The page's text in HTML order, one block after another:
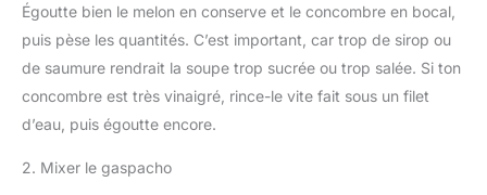
Égoutte bien le melon en conserve et le concombre en bocal,
puis pèse les quantités. C’est important, car trop de sirop ou
de saumure rendrait la soupe trop sucrée ou trop salée. Si ton
concombre est très vinaigré, rince-le vite fait sous un filet
d’eau, puis égoutte encore.
2. Mixer le gaspacho